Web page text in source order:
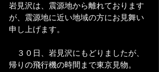
岩見沢は、震源地から離れております
が、震源地に近い地域の方にお見舞い
申し上げます。
３０日、岩見沢にもどりましたが、
帰りの飛行機の時間まで東京見物。